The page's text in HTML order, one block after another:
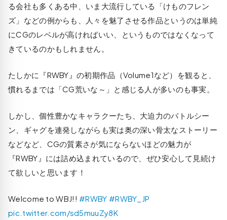
る会社も多くある中、いま大流行している「けものフレン
ズ」などの例からも、人々を魅了させる作品というのは単純
にCGのレベルが高ければいい、というものではなくなって
きているのかもしれません。
たしかに『RWBY』の初期作品（Volume1など）を観ると、
慣れるまでは「CG荒いな～」と感じる人が多いのも事実。
しかし、個性豊かなキャラクーたち、大迫力のバトルシー
ン、ギャグを連発しながらも実は奥の深い骨太なストーリー
などなど、CGの質素さが気にならないほどの魅力が
『RWBY』には詰め込まれているので、ぜひ安心して見続け
て欲しいと思います！
Welcome to WBJ!! #RWBY #RWBY_JP
pic.twitter.com/sd5muuZy8K